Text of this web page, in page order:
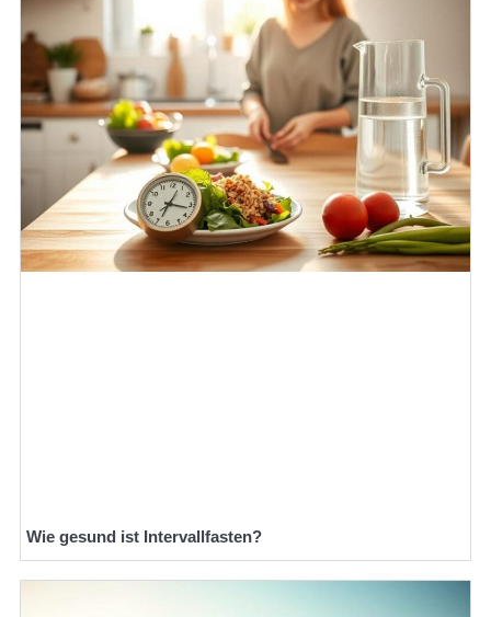
Wie gesund ist Intervallfasten?